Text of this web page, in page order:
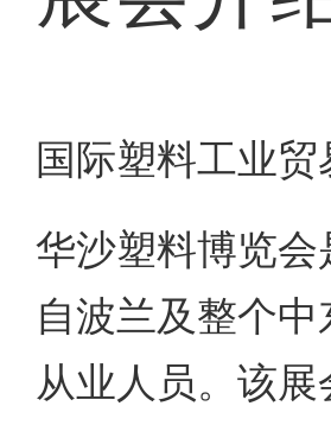
国际塑料工业贸
华沙塑料博览
自波兰及整个
从业人员。该